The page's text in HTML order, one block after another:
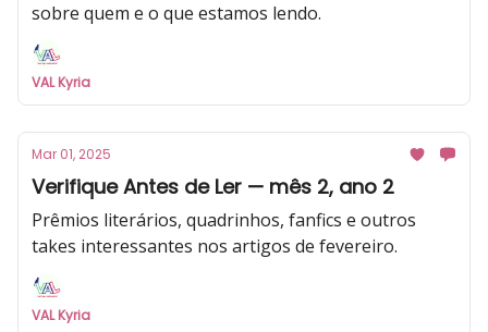
sobre quem e o que estamos lendo.
VAL Kyria
Mar 01, 2025
Verifique Antes de Ler — mês 2, ano 2
Prêmios literários, quadrinhos, fanfics e outros
takes interessantes nos artigos de fevereiro.
VAL Kyria